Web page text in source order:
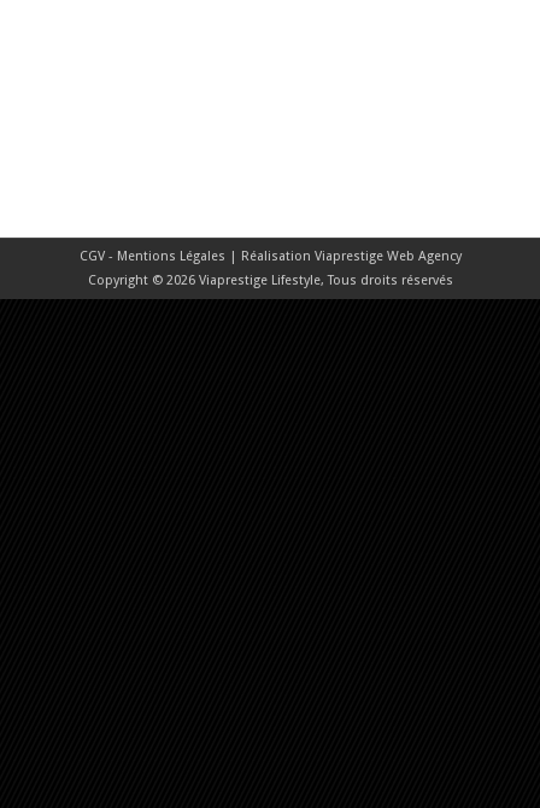
CGV - Mentions Légales | Réalisation Viaprestige Web Agency
Copyright © 2026 Viaprestige Lifestyle, Tous droits réservés